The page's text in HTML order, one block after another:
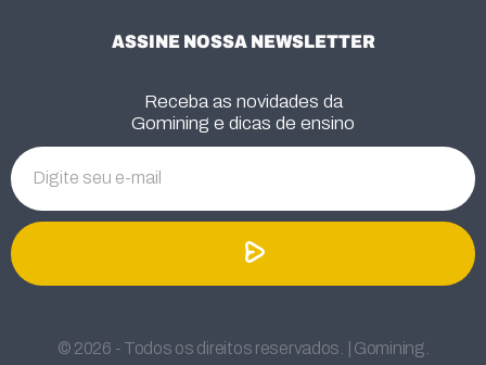
ASSINE NOSSA NEWSLETTER
Receba as novidades da
Gomining e dicas de ensino
© 2026 - Todos os direitos reservados. | Gomining.